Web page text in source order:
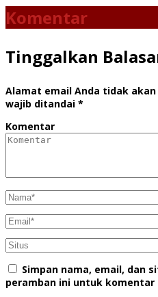
Komentar
Tinggalkan
Alamat email Anda tidak
wajib ditandai *
Komentar
Simpan nama, email, dan
peramban ini untuk komentar